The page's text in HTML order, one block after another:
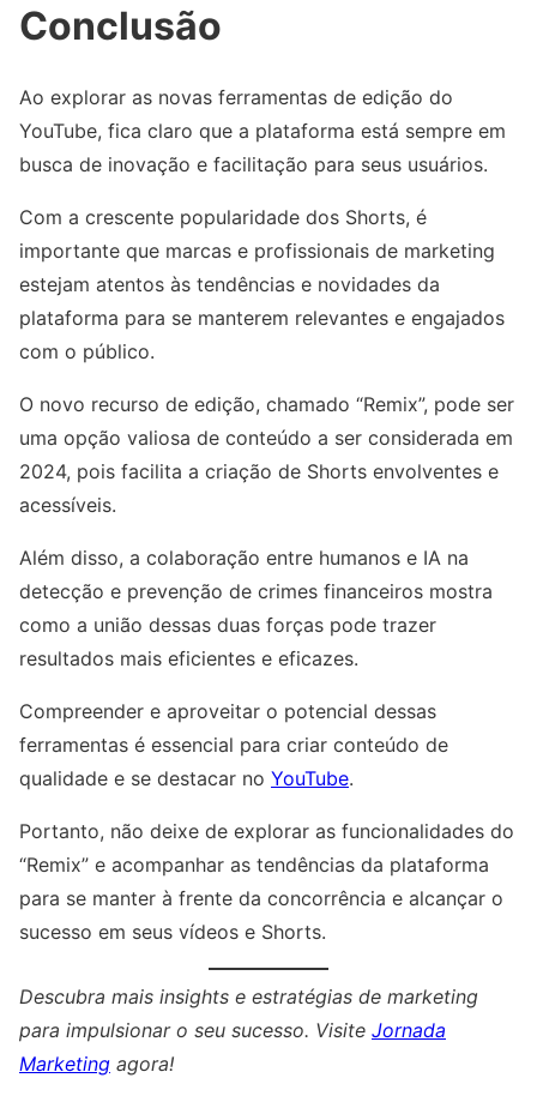
Conclusão
Ao explorar as novas ferramentas de edição do
YouTube, fica claro que a plataforma está sempre em
busca de inovação e facilitação para seus usuários.
Com a crescente popularidade dos Shorts, é
importante que marcas e profissionais de marketing
estejam atentos às tendências e novidades da
plataforma para se manterem relevantes e engajados
com o público.
O novo recurso de edição, chamado “Remix”, pode ser
uma opção valiosa de conteúdo a ser considerada em
2024, pois facilita a criação de Shorts envolventes e
acessíveis.
Além disso, a colaboração entre humanos e IA na
detecção e prevenção de crimes financeiros mostra
como a união dessas duas forças pode trazer
resultados mais eficientes e eficazes.
Compreender e aproveitar o potencial dessas
ferramentas é essencial para criar conteúdo de
qualidade e se destacar no YouTube.
Portanto, não deixe de explorar as funcionalidades do
“Remix” e acompanhar as tendências da plataforma
para se manter à frente da concorrência e alcançar o
sucesso em seus vídeos e Shorts.
Descubra mais insights e estratégias de marketing
para impulsionar o seu sucesso. Visite Jornada
Marketing agora!